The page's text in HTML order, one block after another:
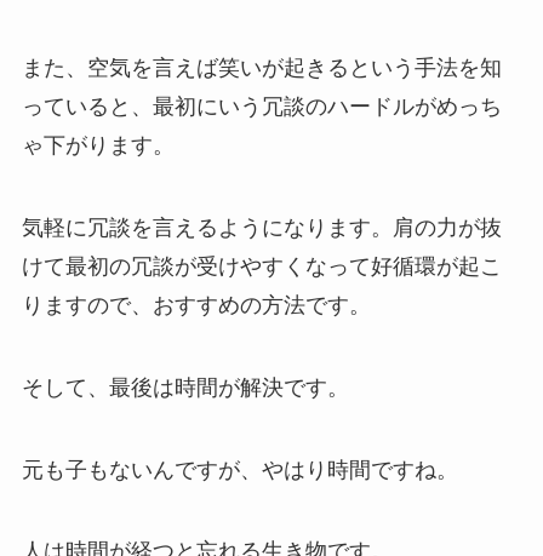
また、空気を言えば笑いが起きるという手法を知
っていると、最初にいう冗談のハードルがめっち
ゃ下がります。
気軽に冗談を言えるようになります。肩の力が抜
けて最初の冗談が受けやすくなって好循環が起こ
りますので、おすすめの方法です。
そして、最後は時間が解決です。
元も子もないんですが、やはり時間ですね。